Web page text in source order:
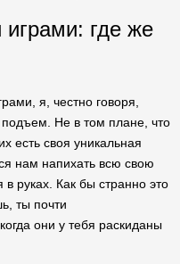
где же
я, честно говоря,
Не в том плане, что
есть своя уникальная
нам напихать всю свою
в руках. Как бы странно это
ты почти
они у тебя раскиданы